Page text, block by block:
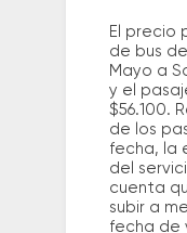
El precio
de bus
Mayo a
y el
$56.100.
de los
fecha, la
del
cuenta
subir a
fecha de